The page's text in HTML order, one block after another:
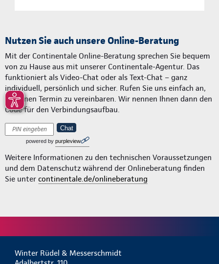
Nutzen Sie auch unsere Online-Beratung
Mit der Continentale Online-Beratung sprechen Sie bequem
von zu Hause aus mit unserer Continentale-Agentur. Das
funktioniert als Video-Chat oder als Text-Chat – ganz
individuell, persönlich und sicher. Rufen Sie uns einfach an,
um einen Termin zu vereinbaren. Wir nennen Ihnen dann den
Code für den Verbindungsaufbau.
Chat
powered by purpleview
Weitere Informationen zu den technischen Voraussetzungen
und dem Datenschutz während der Onlineberatung finden
Sie unter continentale.de/onlineberatung
Winter Rüdel & Messerschmidt